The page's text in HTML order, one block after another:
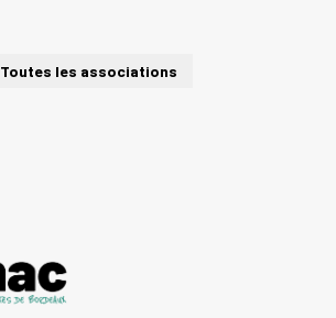
Toutes les associations